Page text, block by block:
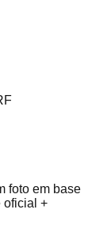
foto em base
oficial +